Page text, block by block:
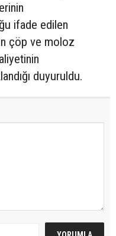
ifade edilen
çöp ve moloz
duyuruldu.